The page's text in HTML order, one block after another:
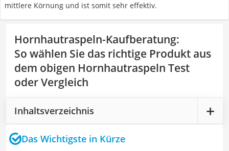
mittlere Körnung und ist somit sehr effektiv.
Hornhautraspeln-Kaufberatung:
So wählen Sie das richtige Produkt aus
dem obigen Hornhautraspeln Test
oder Vergleich
Inhaltsverzeichnis
Das Wichtigste in Kürze